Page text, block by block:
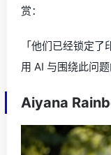
赏：
「他们已经锁定
用 AI 与围绕此问
Aiyana